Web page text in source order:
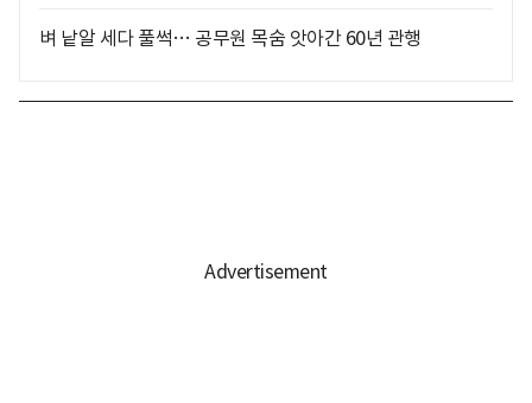
벼 낱알 세다 풀썩… 공무원 목숨 앗아간 60년 관행